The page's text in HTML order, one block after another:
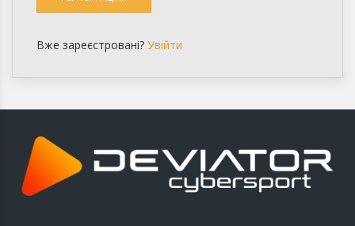
Вже зареєстровані? Увійти